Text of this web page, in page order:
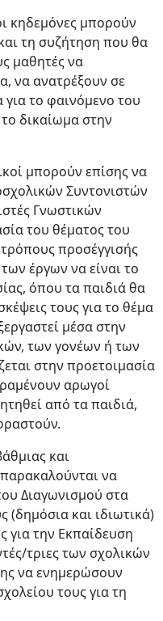
κηδεμόνες μπορούν
τη συζήτηση που θα
μαθητές να
να ανατρέξουν σε
το φαινόμενο του
δικαίωμα στην
μπορούν επίσης να
Συντονιστών
Γνωστικών
του θέματος του
προσέγγισής
έργων να είναι το
όπου τα παιδιά θα
τους για το θέμα
μέσα στην
των γονέων ή των
στην προετοιμασία
αρωγοί
από τα παιδιά,
και
να
Διαγωνισμού στα
(δημόσια και ιδιωτικά)
για την Εκπαίδευση
τριες των σχολικών
να ενημερώσουν
τους για τη